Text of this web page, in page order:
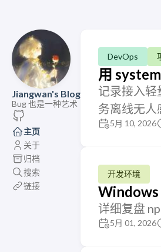
Jiangwan's Blog
Bug 也是一种艺术
主页
关于
归档
搜索
链接
DevOps
用
记录接入
务离线无人
5月 10, 2026
开发环境
Windows
详细复盘
5月 01, 2026